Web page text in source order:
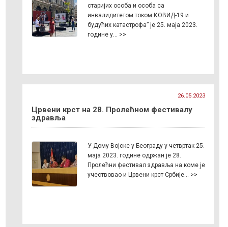
старијих особа и особа са
инвалидитетом током КОВИД-19 и
будућих катастрофа” је 25. маја 2023.
године у… >>
26.05.2023
Црвени крст на 28. Пролећном фестивалу
здравља
У Дому Војске у Београду у четвртак 25.
маја 2023. године одржан је 28.
Пролећни фестивал здравља на коме је
учествовао и Црвени крст Србије… >>